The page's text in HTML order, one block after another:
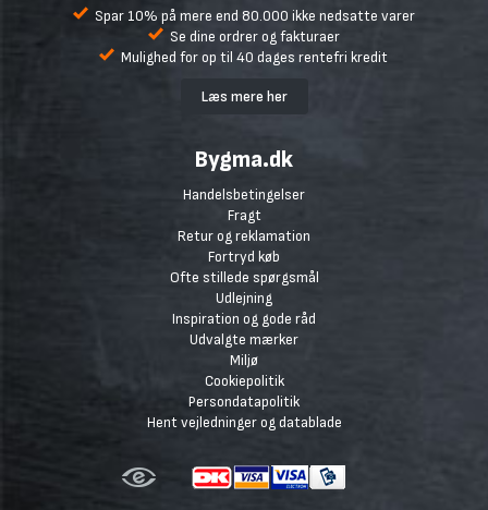
Spar 10% på mere end 80.000 ikke nedsatte varer
Se dine ordrer og fakturaer
Mulighed for op til 40 dages rentefri kredit
Læs mere her
Bygma.dk
Handelsbetingelser
Fragt
Retur og reklamation
Fortryd køb
Ofte stillede spørgsmål
Udlejning
Inspiration og gode råd
Udvalgte mærker
Miljø
Cookiepolitik
Persondatapolitik
Hent vejledninger og datablade